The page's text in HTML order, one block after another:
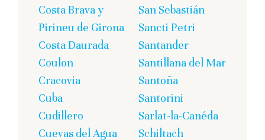
Costa Brava y
Pirineu de Girona
Costa Daurada
Coulon
Cracovia
Cuba
Cudillero
Cuevas del Agua
San Sebastián
Sancti Petri
Santander
Santillana del Mar
Santoña
Santorini
Sarlat-la-Canéda
Schiltach